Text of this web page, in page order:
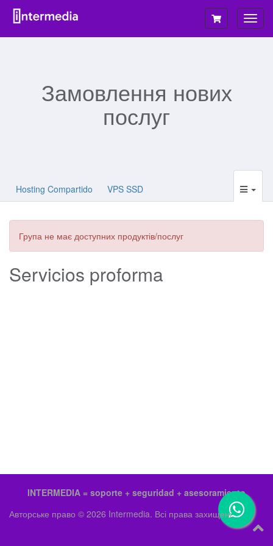
Замовлення нових
послуг
Hosting Compartido VPS SSD
Група не має доступних продуктів/послуг
Servicios proforma
INTERMEDIA = soporte + seguridad + asesoramiento
Авторське право © 2026 Intermedia. Всі права захищені.